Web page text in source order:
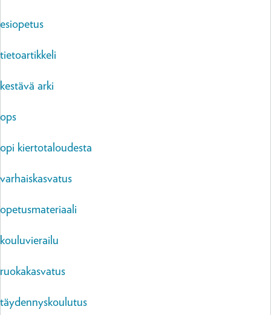
esiopetus
tietoartikkeli
kestävä arki
ops
opi kiertotaloudesta
varhaiskasvatus
opetusmateriaali
kouluvierailu
ruokakasvatus
täydennyskoulutus